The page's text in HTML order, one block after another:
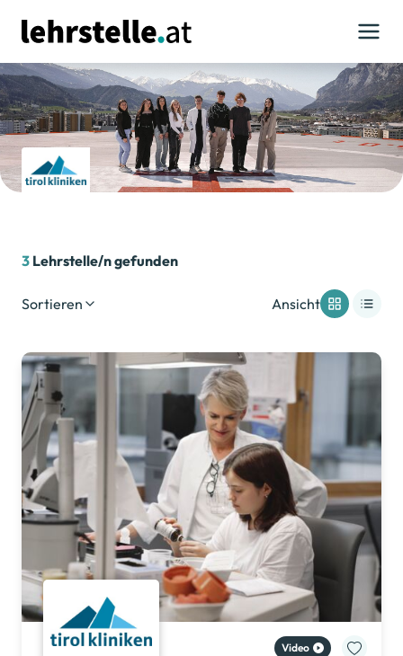
3 Lehrstelle/n gefunden
Sortieren Ansicht